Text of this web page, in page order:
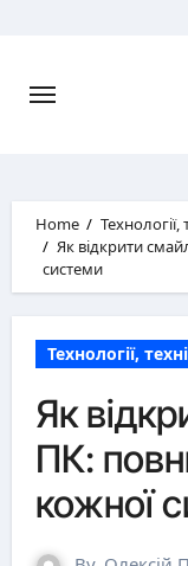
Home
Технології,
Як відкрити
системи
Технології,
Як
ПК:
кожної